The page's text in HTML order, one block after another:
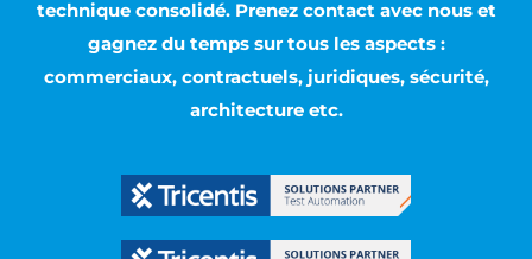
technique consolidé. Prenez contact avec nous et
gagnez du temps sur tous les aspects :
commerciaux, contractuels, juridiques, sécurité,
architecture etc.